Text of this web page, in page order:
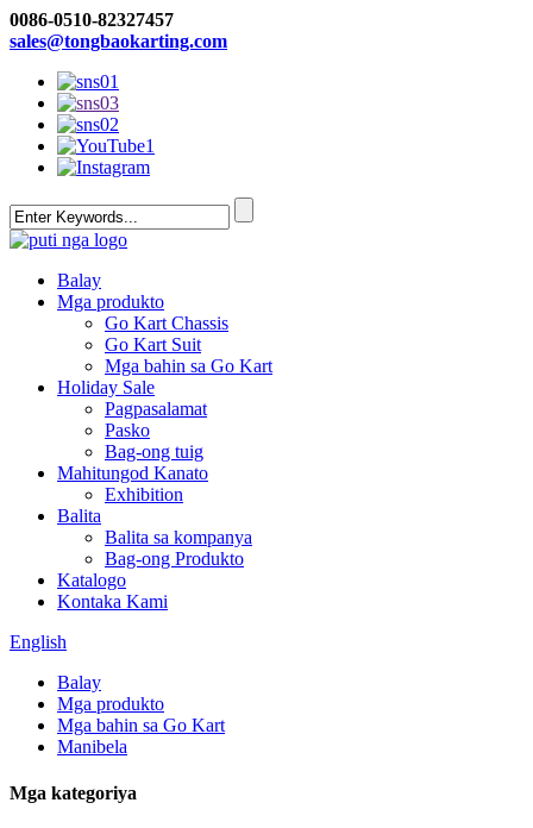
0086-0510-82327457
sales@tongbaokarting.com
Balay
Mga produkto
Go Kart Chassis
Go Kart Suit
Mga bahin sa Go Kart
Holiday Sale
Pagpasalamat
Pasko
Bag-ong tuig
Mahitungod Kanato
Exhibition
Balita
Balita sa kompanya
Bag-ong Produkto
Katalogo
Kontaka Kami
English
Balay
Mga produkto
Mga bahin sa Go Kart
Manibela
Mga kategoriya